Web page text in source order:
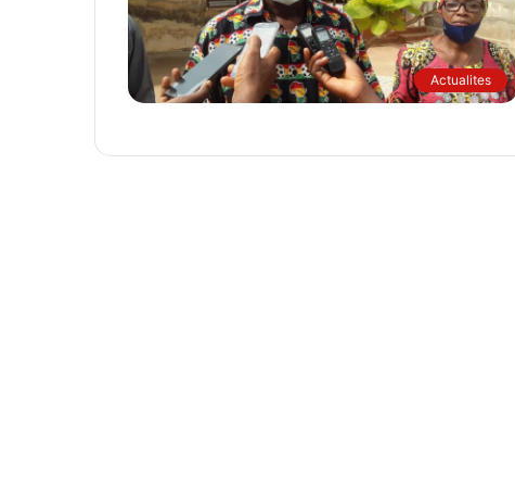
Actualites